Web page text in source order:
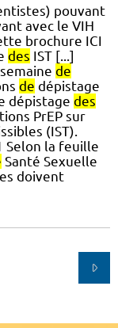
pouvant
avec le VIH
brochure ICI
des IST [...]
de
de dépistage
dépistage des
PrEP sur
(IST).
Selon la feuille
Santé Sexuelle
doivent